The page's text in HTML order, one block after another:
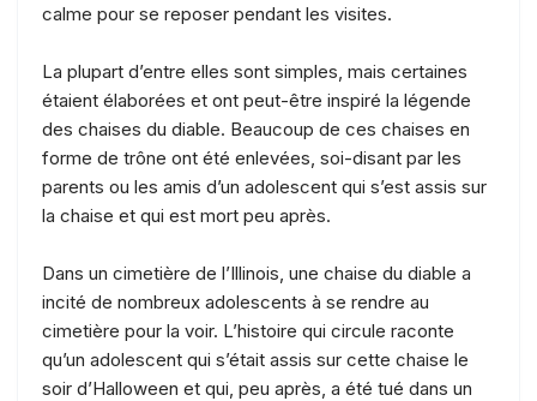
calme pour se reposer pendant les visites.
La plupart d’entre elles sont simples, mais certaines
étaient élaborées et ont peut-être inspiré la légende
des chaises du diable. Beaucoup de ces chaises en
forme de trône ont été enlevées, soi-disant par les
parents ou les amis d’un adolescent qui s’est assis sur
la chaise et qui est mort peu après.
Dans un cimetière de l’Illinois, une chaise du diable a
incité de nombreux adolescents à se rendre au
cimetière pour la voir. L’histoire qui circule raconte
qu’un adolescent qui s’était assis sur cette chaise le
soir d’Halloween et qui, peu après, a été tué dans un